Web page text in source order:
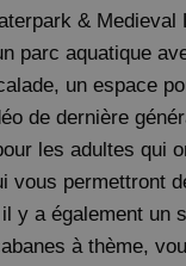
Adults)
&
parc aquatique
un espace
de dernière
les adultes qui
vous permettront
y a également un
à thème,